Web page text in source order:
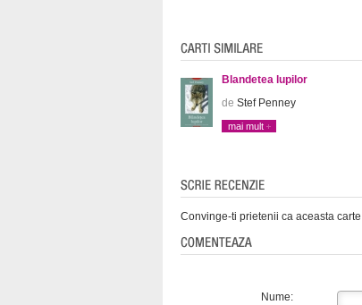
Blandetea lupilor
de Stef Penney
mai mult
Convinge-ti prietenii ca aceasta
Nume: